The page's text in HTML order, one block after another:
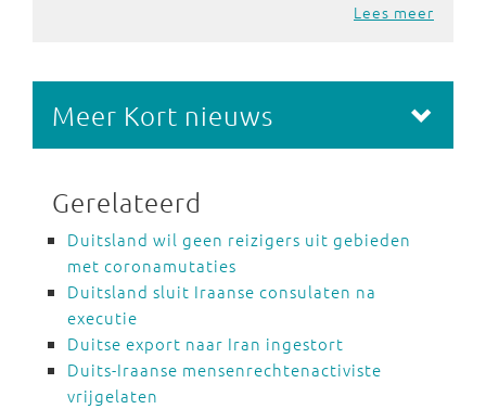
Lees meer
Meer Kort nieuws
Gerelateerd
Duitsland wil geen reizigers uit gebieden
met coronamutaties
Duitsland sluit Iraanse consulaten na
executie
Duitse export naar Iran ingestort
Duits-Iraanse mensenrechtenactiviste
vrijgelaten